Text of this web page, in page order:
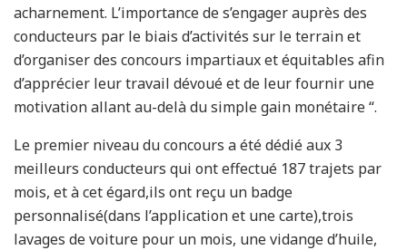
acharnement. L’importance de s’engager auprès des
conducteurs par le biais d’activités sur le terrain et
d’organiser des concours impartiaux et équitables afin
d’apprécier leur travail dévoué et de leur fournir une
motivation allant au-delà du simple gain monétaire “.
Le premier niveau du concours a été dédié aux 3
meilleurs conducteurs qui ont effectué 187 trajets par
mois, et à cet égard,ils ont reçu un badge
personnalisé(dans l’application et une carte),trois
lavages de voiture pour un mois, une vidange d’huile,